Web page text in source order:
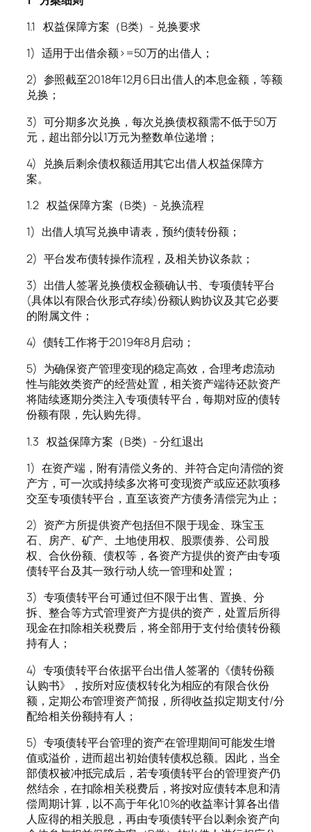
1.1 权益保障方案（B类）- 兑换要求
1) 适用于出借余额>=50万的出借人；
2) 参照截至2018年12月6日出借人的本息金额，等额
兑换；
3) 可分期多次兑换，每次兑换债权额需不低于50万
元，超出部分以1万元为整数单位递增；
4) 兑换后剩余债权额适用其它出借人权益保障方
案。
1.2 权益保障方案（B类）- 兑换流程
1) 出借人填写兑换申请表，预约债转份额；
2) 平台发布债转操作流程，及相关协议条款；
3) 出借人签署兑换债权金额确认书、专项债转平台
(具体以有限合伙形式存续)份额认购协议及其它必要
的附属文件；
4) 债转工作将于2019年8月启动；
5) 为确保资产管理变现的稳定高效，合理考虑流动
性与能效类资产的经营处置，相关资产端待还款资产
将陆续逐期分类注入专项债转平台，每期对应的债转
份额有限，先认购先得。
1.3 权益保障方案（B类）- 分红退出
1) 在资产端，附有清偿义务的、并符合定向清偿的资
产方，可一次或持续多次将可变现资产或应还款项移
交至专项债转平台，直至该资产方债务清偿完为止；
2) 资产方所提供资产包括但不限于现金、珠宝玉
石、房产、矿产、土地使用权、股票债券、公司股
权、合伙份额、债权等，各资产方提供的资产由专项
债转平台及其一致行动人统一管理和处置；
3) 专项债转平台可通过但不限于出售、置换、分
拆、整合等方式管理资产方提供的资产，处置后所得
现金在扣除相关税费后，将全部用于支付给债转份额
持有人；
4) 专项债转平台依据平台出借人签署的《债转份额
认购书》，按所对应债权转化为相应的有限合伙份
额，定期公布管理资产简报，所得收益拟定期支付/分
配给相关份额持有人；
5) 专项债转平台管理的资产在管理期间可能发生增
值或溢价，进而超出初始债转债权总额。因此，当全
部债权被冲抵完成后，若专项债转平台的管理资产仍
然结余，在扣除相关税费后，将按对应债转本息和清
偿周期计算，以不高于年化10%的收益率计算各出借
人应得的相关股息，再由专项债转平台以剩余资产向